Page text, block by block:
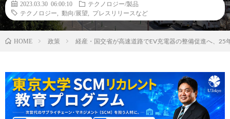
2023.03.30 06:00:10
テクノロジー/製品
テクノロジー
動向/展望 プレスリリースなど
HOME 政策 経産・国交省が高速道路でEV充電器の整備促進へ、25